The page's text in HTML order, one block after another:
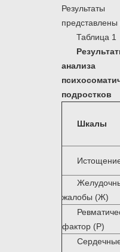
представлены
Таблица 1
анализа
подростков
Шкалы
жалобы (Ж)
фактор (Р)